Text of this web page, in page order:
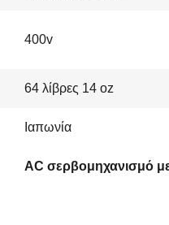
400v
64 λίβρες 14 oz
Ιαπωνία
AC σερβομηχανισμό